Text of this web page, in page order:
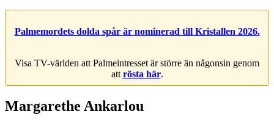
Palmemordets dolda spår är nominerad till Kristallen 2026.
Visa TV-världen att Palmeintresset är större än någonsin genom
att rösta här.
Margarethe Ankarlou